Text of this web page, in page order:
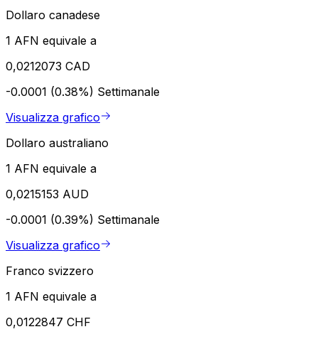
Dollaro canadese
1 AFN equivale a
0,0212073 CAD
-0.0001 (0.38%) Settimanale
Visualizza grafico
Dollaro australiano
1 AFN equivale a
0,0215153 AUD
-0.0001 (0.39%) Settimanale
Visualizza grafico
Franco svizzero
1 AFN equivale a
0,0122847 CHF